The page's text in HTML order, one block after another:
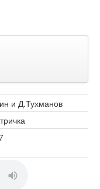
и Д.Тухманов